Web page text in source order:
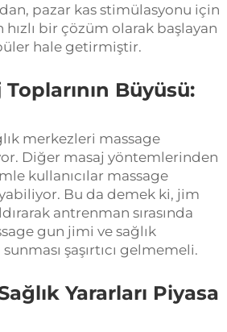
pazar kas stimülasyonu için
hızlı bir çözüm olarak başlayan
hale getirmiştir.
Büyüsü:
merkezleri massage
Diğer masaj yöntemlerinden
kullanıcılar massage
Bu da demek ki, jim
antrenman sırasında
gun jimi ve sağlık
şaşırtıcı gelmemeli.
Yararları Piyasa